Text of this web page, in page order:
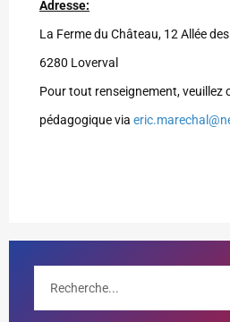
Adresse:
La Ferme du Château, 12 Allée
6280 Loverval
Pour tout renseignement, veuillez
pédagogique via